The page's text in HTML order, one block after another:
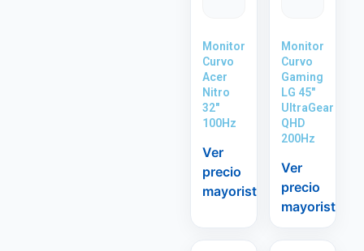
Monitor
Curvo
Acer
Nitro
32″
100Hz
Ver
precio
mayorista
Monitor
Curvo
Gaming
LG 45″
UltraGear
QHD
200Hz
Ver
precio
mayorista